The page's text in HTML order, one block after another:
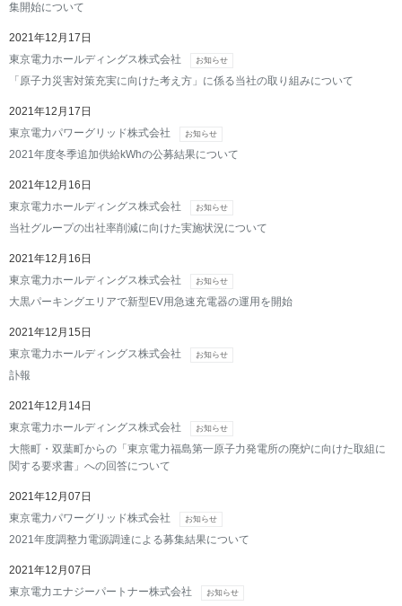
集開始について
2021年12月17日
東京電力ホールディングス株式会社
お知らせ
「原子力災害対策充実に向けた考え方」に係る当社の取り組みについて
2021年12月17日
東京電力パワーグリッド株式会社
お知らせ
2021年度冬季追加供給kWhの公募結果について
2021年12月16日
東京電力ホールディングス株式会社
お知らせ
当社グループの出社率削減に向けた実施状況について
2021年12月16日
東京電力ホールディングス株式会社
お知らせ
大黒パーキングエリアで新型EV用急速充電器の運用を開始
2021年12月15日
東京電力ホールディングス株式会社
お知らせ
訃報
2021年12月14日
東京電力ホールディングス株式会社
お知らせ
大熊町・双葉町からの「東京電力福島第一原子力発電所の廃炉に向けた取組に
関する要求書」への回答について
2021年12月07日
東京電力パワーグリッド株式会社
お知らせ
2021年度調整力電源調達による募集結果について
2021年12月07日
東京電力エナジーパートナー株式会社
お知らせ